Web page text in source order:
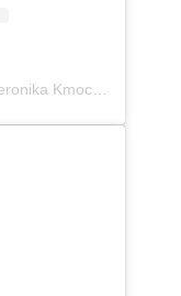
Post udostępniony przez Maria Weronika Kmoch 🦄 Kurpianka w wielkim świecie (@mwkmoch)